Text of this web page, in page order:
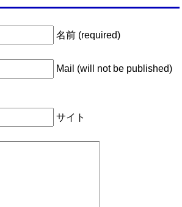
名前 (required)
Mail (will not be published)
サイト